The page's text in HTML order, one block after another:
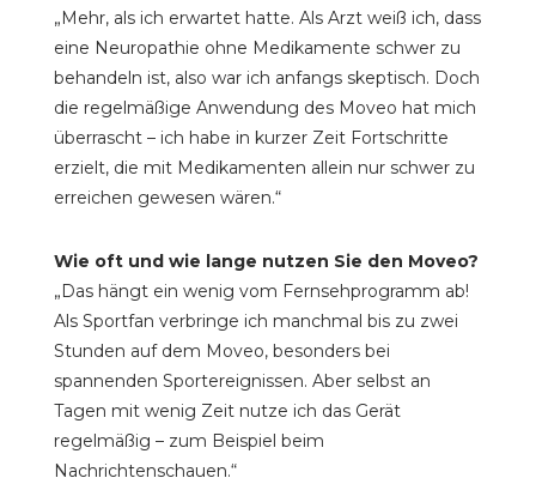
„Mehr, als ich erwartet hatte. Als Arzt weiß ich, dass
eine Neuropathie ohne Medikamente schwer zu
behandeln ist, also war ich anfangs skeptisch. Doch
die regelmäßige Anwendung des Moveo hat mich
überrascht – ich habe in kurzer Zeit Fortschritte
erzielt, die mit Medikamenten allein nur schwer zu
erreichen gewesen wären.“
Wie oft und wie lange nutzen Sie den Moveo?
„Das hängt ein wenig vom Fernsehprogramm ab!
Als Sportfan verbringe ich manchmal bis zu zwei
Stunden auf dem Moveo, besonders bei
spannenden Sportereignissen. Aber selbst an
Tagen mit wenig Zeit nutze ich das Gerät
regelmäßig – zum Beispiel beim
Nachrichtenschauen.“